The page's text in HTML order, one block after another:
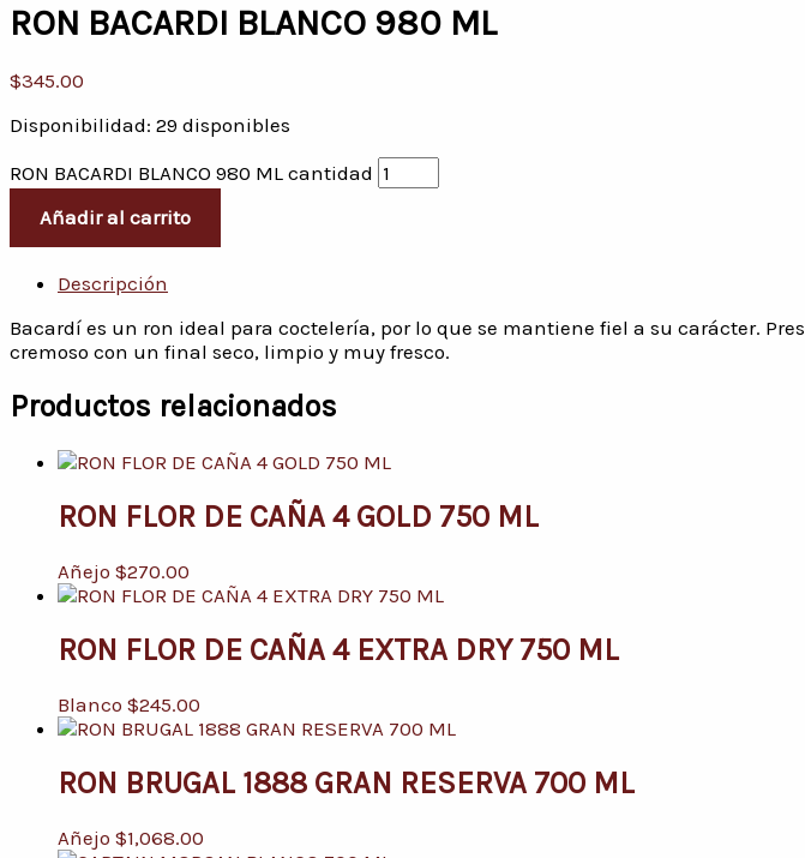
RON BACARDI BLANCO 980 ML
$345.00
Disponibilidad: 29 disponibles
RON BACARDI BLANCO 980 ML cantidad
Añadir al carrito
Descripción
Bacardí es un ron ideal para coctelería, por lo que se mantiene fiel a su carácter.
cremoso con un final seco, limpio y muy fresco.
Productos relacionados
RON FLOR DE CAÑA 4 GOLD 750 ML
Añejo $270.00
RON FLOR DE CAÑA 4 EXTRA DRY 750 ML
Blanco $245.00
RON BRUGAL 1888 GRAN RESERVA 700 ML
Añejo $1,068.00